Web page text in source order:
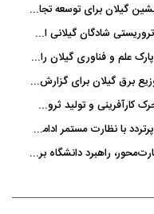
ظرفیت ۵۰۰ هزار مرزنشین گیلان برای توسعه تجارت فعال می‌شود
یکی از شهدای حادثه تروریستی شادگان گیلانی است/ شهادت «سینا سیاه‌ نژاد» در درگیری با اشرار مسلح
آکادمی منتورشیپ در پارک علم و فناوری گیلان راه‌اندازی شد
پاداش ۳۰۰ میلیونی توزیع برق گیلان برای گزارش ماینرهای غیرمجاز
مهارت‌آموزی موتور محرک کارآفرینی و تولید ثروت است
شوقی: بهسازی معابر پرتردد با نظارت مستمر ادامه دارد
توسعه آموزش‌های مهارت‌محور، راهبرد دانشگاه برای تربیت نیروی متخصص است